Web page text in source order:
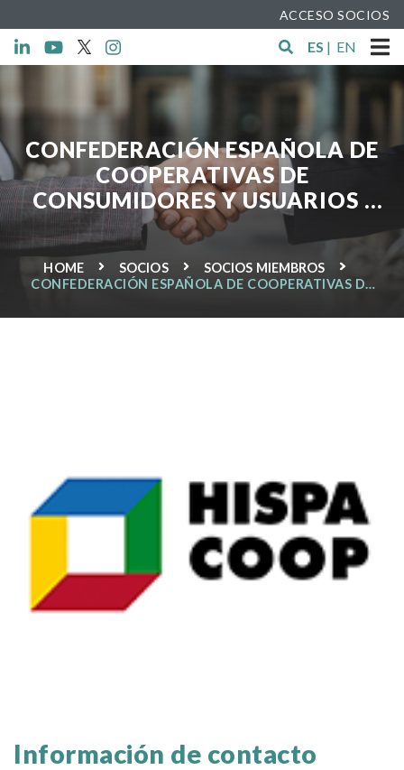
ACCESO SOCIOS
ES | EN
CONFEDERACIÓN ESPAÑOLA DE
COOPERATIVAS DE
CONSUMIDORES Y USUARIOS -
HISPACOOP
HOME SOCIOS
SOCIOS MIEMBROS
CONFEDERACIÓN ESPAÑOLA DE COOPERATIVAS DE
Información de contacto